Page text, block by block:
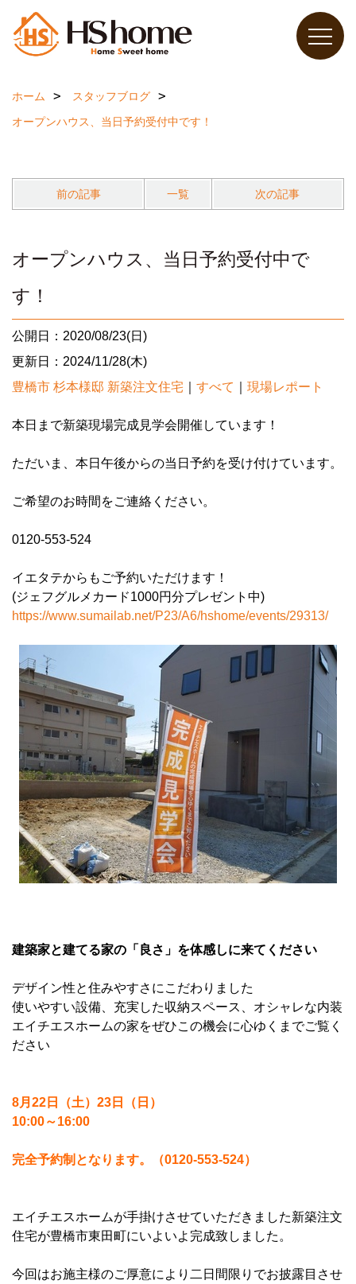
ホーム
スタッフブログ
オープンハウス、当日予約受付中です！
前の記事 一覧 次の記事
オープンハウス、当日予約受付中で
す！
公開日：2020/08/23(日)
更新日：2024/11/28(木)
豊橋市 杉本様邸 新築注文住宅
すべて 現場レポート
本日まで新築現場完成見学会開催しています！
ただいま、本日午後からの当日予約を受け付けています。
ご希望のお時間をご連絡ください。
0120-553-524
イエタテからもご予約いただけます！
(ジェフグルメカード1000円分プレゼント中)
https://www.sumailab.net/P23/A6/hshome/events/29313/
建築家と建てる家の「良さ」を体感しに来てください
デザイン性と住みやすさにこだわりました
使いやすい設備、充実した収納スペース、オシャレな内装
エイチエスホームの家をぜひこの機会に心ゆくまでご覧く
ださい
8月22日（土）23日（日）
10:00～16:00
完全予約制となります。（0120-553-524）
エイチエスホームが手掛けさせていただきました新築注文
住宅が豊橋市東田町にいよいよ完成致しました。
今回はお施主様のご厚意により二日間限りでお披露目させ